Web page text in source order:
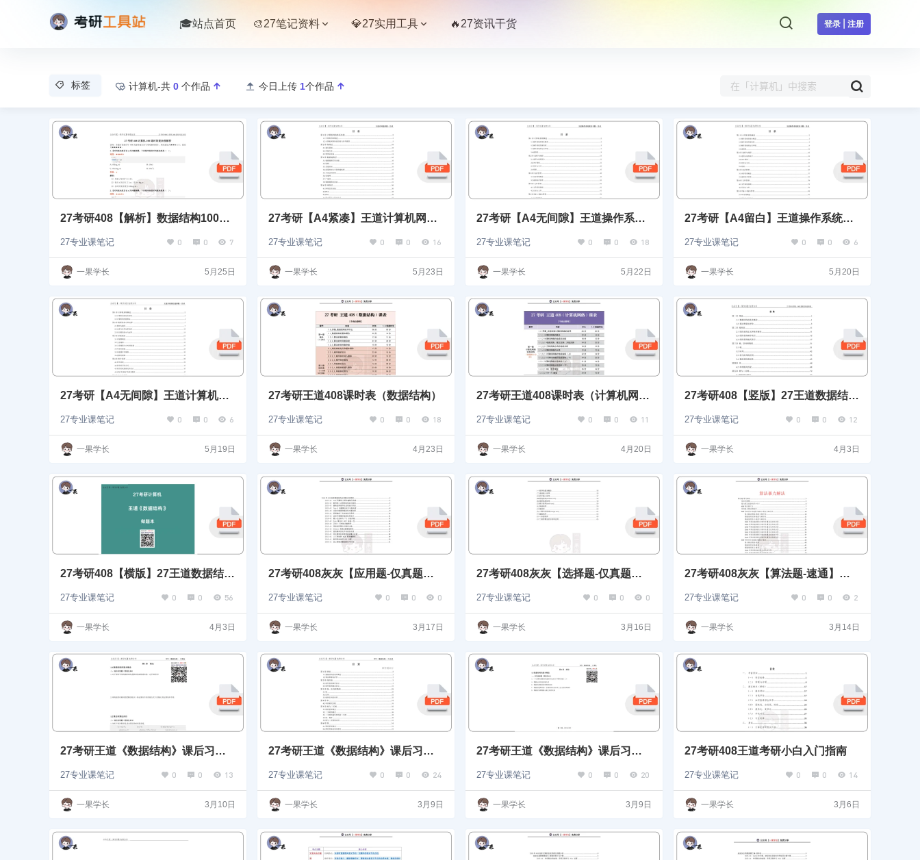
登录 | 注册
🎓站点首页 🎨27笔记资料 💎27实用工具 🔥27资讯干货
标签 计算机-共 0 个作品 今日上传 1个作品
27考研408【解析】数据结构100道
时间复杂度选择专练
27专业课笔记 0 0 7
一果学长 5月25日
27考研【A4紧凑】王道计算机网络
课后题选择题
27专业课笔记 0 0 16
一果学长 5月23日
27考研【A4无间隙】王道操作系统
课后题选择题做题本
27专业课笔记 0 0 18
一果学长 5月22日
27考研【A4留白】王道操作系统课
后题选择题做题本
27专业课笔记 0 0 6
一果学长 5月20日
27考研【A4无间隙】王道计算机组
成原理课后题选择题做题本
27专业课笔记 0 0 6
一果学长 5月19日
27考研王道408课时表（数据结构）
27专业课笔记 0 0 18
一果学长 4月23日
27考研王道408课时表（计算机网
络）
27专业课笔记 0 0 11
一果学长 4月20日
27考研408【竖版】27王道数据结构
选择题
27专业课笔记 0 0 12
一果学长 4月3日
27考研408【横版】27王道数据结构
选择题
27专业课笔记 0 0 56
一果学长 4月3日
27考研408灰灰【应用题-仅真题】
数据结构
27专业课笔记 0 0 0
一果学长 3月17日
27考研408灰灰【选择题-仅真题】
数据结构
27专业课笔记 0 0 0
一果学长 3月16日
27考研408灰灰【算法题-速通】暴
力解法
27专业课笔记 0 0 2
一果学长 3月14日
27考研王道《数据结构》课后习题
解答题
27专业课笔记 0 0 13
一果学长 3月10日
27考研王道《数据结构》课后习题 –
解答题
27专业课笔记 0 0 24
一果学长 3月9日
27考研王道《数据结构》课后习题 –
选择
27专业课笔记 0 0 20
一果学长 3月9日
27考研408王道考研小白入门指南
27专业课笔记 0 0 14
一果学长 3月6日